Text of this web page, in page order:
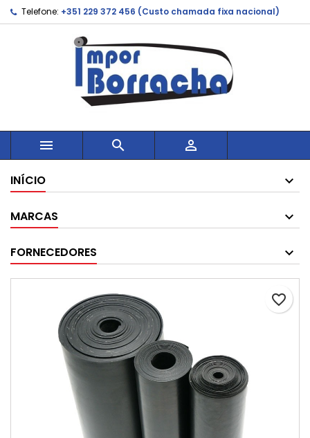
Telefone: +351 229 372 456 (Custo chamada fixa nacional)
  
INÍCIO
MARCAS
FORNECEDORES
favorite_border